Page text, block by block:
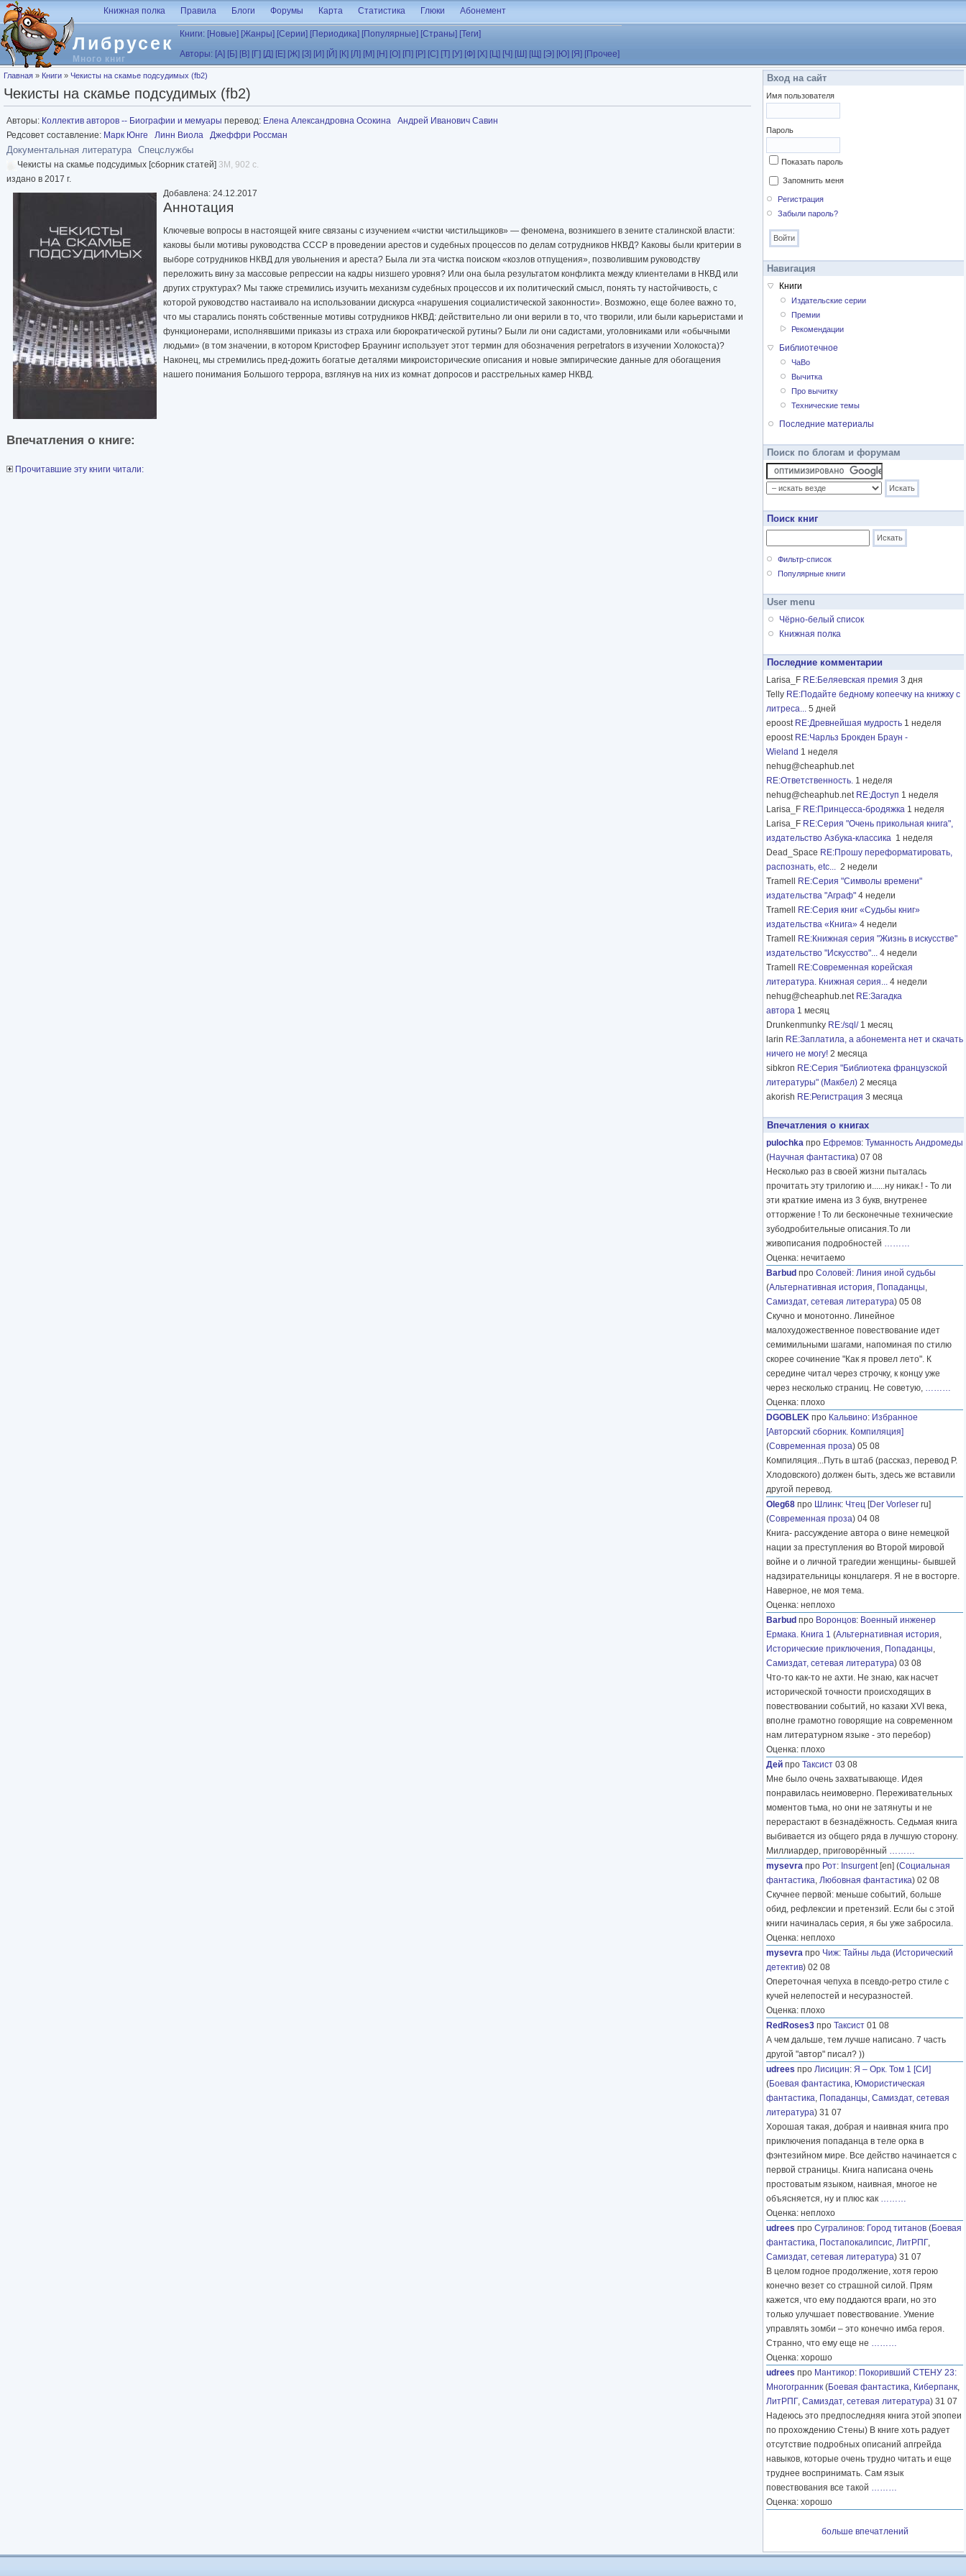
Перейти к основному содержанию
Либрусек
Много книг
Книжная полка Правила Блоги Форумы Карта Статистика Глюки Абонемент
Книги: [Новые] [Жанры] [Серии] [Периодика] [Популярные] [Страны] [Теги]
Авторы: [А] [Б] [В] [Г] [Д] [Е] [Ж] [З] [И] [Й] [К] [Л] [М] [Н] [О] [П] [Р] [С] [Т] [У] [Ф] [Х] [Ц] [Ч] [Ш] [Щ] [Э] [Ю] [Я] [Прочее]
Вы здесь
Главная » Книги » Чекисты на скамье подсудимых (fb2)
Чекисты на скамье подсудимых (fb2)
Авторы: Коллектив авторов -- Биографии и мемуары перевод: Елена Александровна Осокина
Андрей Иванович Савин
Редсовет составление: Марк Юнге Линн Виола Джеффри Россман
Документальная литература Спецслужбы
Чекисты на скамье подсудимых [сборник статей] 3M, 902 с.
издано в 2017 г.
Добавлена: 24.12.2017
Аннотация
Ключевые вопросы в настоящей книге связаны с изучением «чистки чистильщиков» — феномена, возникшего в зените сталинской власти:
каковы были мотивы руководства СССР в проведении арестов и судебных процессов по делам сотрудников НКВД? Каковы были критерии в
выборе сотрудников НКВД для увольнения и ареста? Была ли эта чистка поиском «козлов отпущения», позволившим руководству
переложить вину за массовые репрессии на кадры низшего уровня? Или она была результатом конфликта между клиентелами в НКВД или
других структурах? Мы также стремились изучить механизм судебных процессов и их политический смысл, понять ту настойчивость, с
которой руководство настаивало на использовании дискурса «нарушения социалистической законности». Возможно, еще более важно то,
что мы старались понять собственные мотивы сотрудников НКВД: действительно ли они верили в то, что творили, или были карьеристами и
функционерами, исполнявшими приказы из страха или бюрократической рутины? Были ли они садистами, уголовниками или «обычными
людьми» (в том значении, в котором Кристофер Браунинг использует этот термин для обозначения perpetrators в изучении Холокоста)?
Наконец, мы стремились пред-дожить богатые деталями микроисторические описания и новые эмпирические данные для обогащения
нашего понимания Большого террора, взглянув на них из комнат допросов и расстрельных камер НКВД.
Впечатления о книге:
Прочитавшие эту книги читали:
Вход на сайт
Имя пользователя
Пароль
Показать пароль
Запомнить меня
Регистрация
Забыли пароль?
Навигация
Книги
Издательские серии
Премии
Рекомендации
Библиотечное
ЧаВо
Вычитка
Про вычитку
Технические темы
Последние материалы
Поиск по блогам и форумам
Поиск книг
Фильтр-список
Популярные книги
User menu
Чёрно-белый список
Книжная полка
Последние комментарии
Larisa_F RE:Беляевская премия 3 дня
Telly RE:Подайте бедному копеечку на книжку с
литреса... 5 дней
epoost RE:Древнейшая мудрость 1 неделя
epoost RE:Чарльз Брокден Браун -
Wieland 1 неделя
nehug@cheaphub.net
RE:Ответственность. 1 неделя
nehug@cheaphub.net RE:Доступ 1 неделя
Larisa_F RE:Принцесса-бродяжка 1 неделя
Larisa_F RE:Серия "Очень прикольная книга",
издательство Азбука-классика 1 неделя
Dead_Space RE:Прошу переформатировать,
распознать, etc... 2 недели
Tramell
RE:Серия "Символы времени"
издательства "Аграф" 4 недели
Tramell
RE:Серия книг «Судьбы книг»
издательства «Книга» 4 недели
Tramell
RE:Книжная серия "Жизнь в искусстве"
издательство "Искусство"... 4 недели
Tramell
RE:Современная корейская
литература. Книжная серия... 4 недели
nehug@cheaphub.net RE:Загадка
автора 1 месяц
Drunkenmunky RE:/sql/ 1 месяц
larin RE:Заплатила, а абонемента нет и скачать
ничего не могу! 2 месяца
sibkron RE:Серия "Библиотека французской
литературы" (Макбел) 2 месяца
akorish RE:Регистрация 3 месяца
Впечатления о книгах
pulochka про Ефремов: Туманность Андромеды
(Научная фантастика) 07 08
Несколько раз в своей жизни пыталась
прочитать эту трилогию и......ну никак.! - То ли
эти краткие имена из 3 букв, внутренее
отторжение ! То ли бесконечные технические
зубодробительные описания.То ли
живописания подробностей ………
Оценка: нечитаемо
Barbud про Соловей: Линия иной судьбы
(Альтернативная история, Попаданцы,
Самиздат, сетевая литература) 05 08
Скучно и монотонно. Линейное
малохудожественное повествование идет
семимильными шагами, напоминая по стилю
скорее сочинение "Как я провел лето". К
середине читал через строчку, к концу уже
через несколько страниц. Не советую, ………
Оценка: плохо
DGOBLEK про Кальвино: Избранное
[Авторский сборник. Компиляция]
(Современная проза) 05 08
Компиляция...Путь в штаб (рассказ, перевод Р.
Хлодовского) должен быть, здесь же вставили
другой перевод.
Oleg68 про Шлинк: Чтец [Der Vorleser ru]
(Современная проза) 04 08
Книга- рассуждение автора о вине немецкой
нации за преступления во Второй мировой
войне и о личной трагедии женщины- бывшей
надзирательницы концлагеря. Я не в восторге.
Наверное, не моя тема.
Оценка: неплохо
Barbud про Воронцов: Военный инженер
Ермака. Книга 1 (Альтернативная история,
Исторические приключения, Попаданцы,
Самиздат, сетевая литература) 03 08
Что-то как-то не ахти. Не знаю, как насчет
исторической точности происходящих в
повествовании событий, но казаки XVI века,
вполне грамотно говорящие на современном
нам литературном языке - это перебор)
Оценка: плохо
Дей про Таксист 03 08
Мне было очень захватывающе. Идея
понравилась неимоверно. Переживательных
моментов тьма, но они не затянуты и не
перерастают в безнадёжность. Седьмая книга
выбивается из общего ряда в лучшую сторону.
Миллиардер, приговорённый ………
mysevra про Рот: Insurgent[en] (Социальная
фантастика, Любовная фантастика) 02 08
Скучнее первой: меньше событий, больше
обид, рефлексии и претензий. Если бы с этой
книги начиналась серия, я бы уже забросила.
Оценка: неплохо
mysevra про Чиж: Тайны льда (Исторический
детектив) 02 08
Опереточная чепуха в псевдо-ретро стиле с
кучей нелепостей и несуразностей.
Оценка: плохо
RedRoses3 про Таксист 01 08
А чем дальше, тем лучше написано. 7 часть
другой "автор" писал? ))
udrees про Лисицин: Я – Орк. Том 1 [СИ]
(Боевая фантастика, Юмористическая
фантастика, Попаданцы, Самиздат, сетевая
литература) 31 07
Хорошая такая, добрая и наивная книга про
приключения попаданца в теле орка в
фэнтезийном мире. Все действо начинается с
первой страницы. Книга написана очень
простоватым языком, наивная, многое не
объясняется, ну и плюс как ………
Оценка: неплохо
udrees про Сугралинов: Город титанов (Боевая
фантастика, Постапокалипсис, ЛитРПГ,
Самиздат, сетевая литература) 31 07
В целом годное продолжение, хотя герою
конечно везет со страшной силой. Прям
кажется, что ему поддаются враги, но это
только улучшает повествование. Умение
управлять зомби – это конечно имба героя.
Странно, что ему еще не ………
Оценка: хорошо
udrees про Мантикор: Покоривший СТЕНУ 23:
Многогранник (Боевая фантастика, Киберпанк,
ЛитРПГ, Самиздат, сетевая литература) 31 07
Надеюсь это предпоследняя книга этой эпопеи
по прохождению Стены) В книге хоть радует
отсутствие подробных описаний апгрейда
навыков, которые очень трудно читать и еще
труднее воспринимать. Сам язык
повествования все такой ………
Оценка: хорошо
больше впечатлений